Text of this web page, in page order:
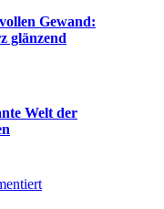
Gewand:
glänzend
Welt der